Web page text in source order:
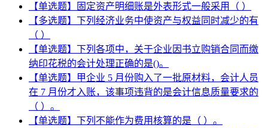
【单选题】固定资产明细账是外表形式一般采用（ ）
【多选题】下列经济业务中使资产与权益同时减少的有
（ ）
【单选题】下列各项中，关于企业因书立购销合同而缴
纳印花税的会计处理正确的是()。
【单选题】甲企业 5 月份购入了一批原材料，会计人员
在 7 月份才入账，该事项违背的是会计信息质量要求的
（ ）。
【单选题】下列不能作为费用核算的是（ ）。